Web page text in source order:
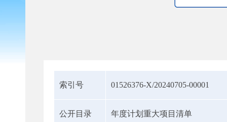
索引号 01526376-X/20240705-00001
公开目录 年度计划重大项目清单